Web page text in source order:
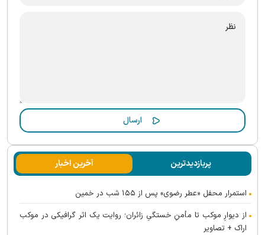
پربازدیدترین آخرین اخبار
استمرار محفل «عطر رضوی» پس از ۱۵۵ شب در خمین
از دیوارِ موکب تا مأمنِ خستگیِ زائران؛ روایت یک اثر گرافیکی در موکب
اراک + تصاویر